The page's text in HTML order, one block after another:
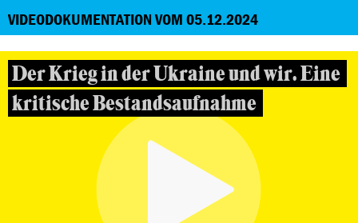
VIDEODOKUMENTATION VOM 05.12.2024
Der Krieg in der Ukraine und wir. Eine
kritische Bestandsaufnahme